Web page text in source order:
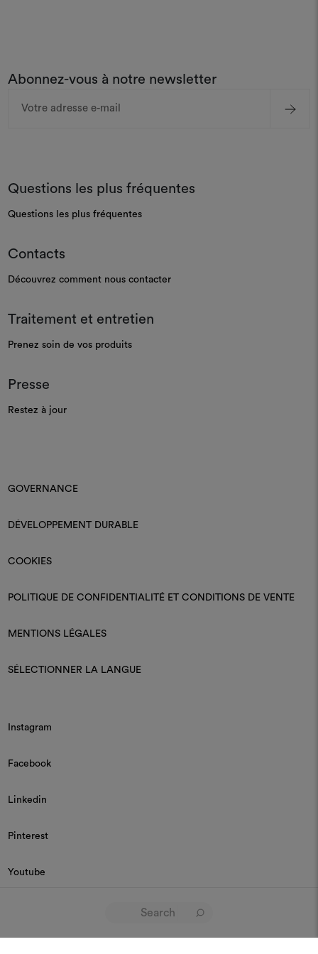
Abonnez-vous à notre newsletter
Questions les plus fréquentes
Questions les plus fréquentes
Contacts
Découvrez comment nous contacter
Traitement et entretien
Prenez soin de vos produits
Presse
Restez à jour
GOVERNANCE
DÉVELOPPEMENT DURABLE
COOKIES
POLITIQUE DE CONFIDENTIALITÉ ET CONDITIONS DE VENTE
MENTIONS LÉGALES
SÉLECTIONNER LA LANGUE
Instagram
Facebook
Linkedin
Pinterest
Youtube
© 2026 Dedar P.IVA 03187590157